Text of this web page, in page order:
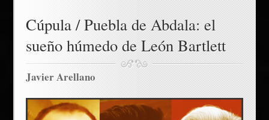
Cúpula / Puebla de Abdala: el
sueño húmedo de León Bartlett
Javier Arellano